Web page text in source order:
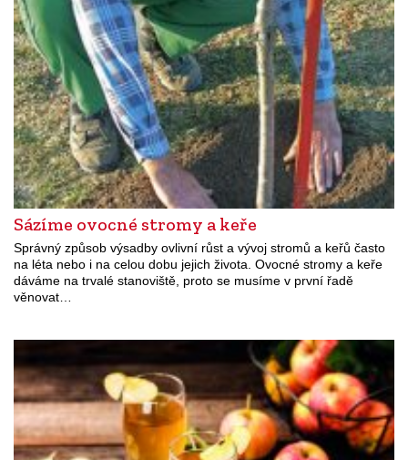
Sázíme ovocné stromy a keře
Správný způsob výsadby ovlivní růst a vývoj stromů a keřů často
na léta nebo i na celou dobu jejich života. Ovocné stromy a keře
dáváme na trvalé stanoviště, proto se musíme v první řadě
věnovat…